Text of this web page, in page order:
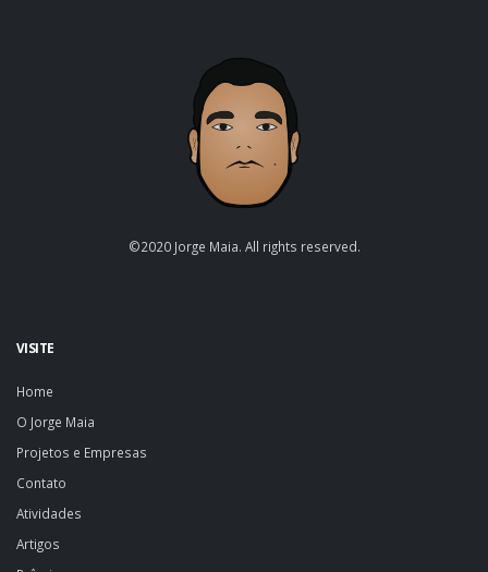
©2020 Jorge Maia. All rights reserved.
VISITE
Home
O Jorge Maia
Projetos e Empresas
Contato
Atividades
Artigos